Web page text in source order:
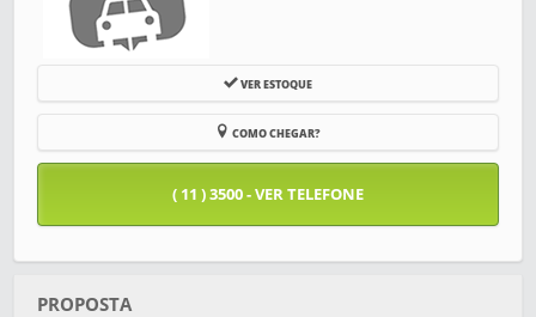
VER ESTOQUE
COMO CHEGAR?
( 11 ) 3500 - VER TELEFONE
PROPOSTA